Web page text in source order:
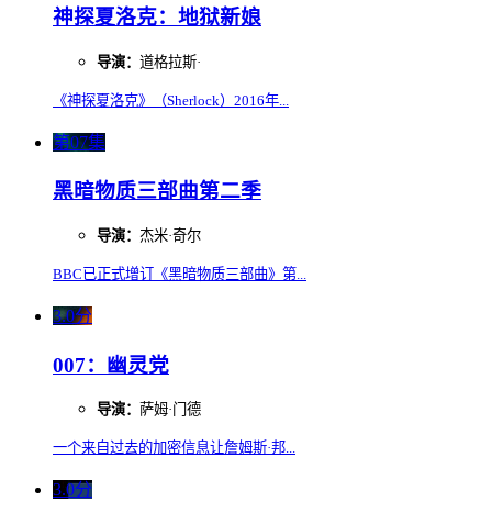
神探夏洛克：地狱新娘
导演： 道格拉斯·
《神探夏洛克》（Sherlock）2016年...
第07集
黑暗物质三部曲第二季
导演： 杰米·奇尔
BBC已正式增订《黑暗物质三部曲》第...
3.0分
007：幽灵党
导演： 萨姆·门德
一个来自过去的加密信息让詹姆斯·邦...
3.0分